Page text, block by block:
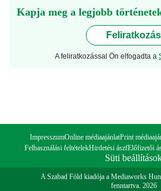
Kapja meg a legjobb
Feliratkozás
A feliratkozással Ön elfogadta a
ImpresszumOnline médiaajánlatPrint
Felhasználási feltételekHirdetési ászfElőfizetői
Süti
A Szabad Föld kiadója a Mediaworks
fenntartva. 2026